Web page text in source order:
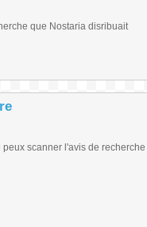
que Nostaria disribuait
scanner l'avis de recherche